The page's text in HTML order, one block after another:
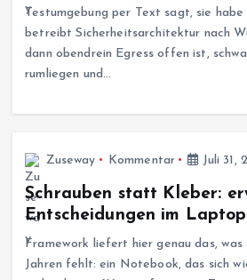
Testumgebung per Text sagt, sie habe
betreibt Sicherheitsarchitektur nach
dann obendrein Egress offen ist,
rumliegen und…
Zuseway Kommentar Juli 31,
Schrauben statt Kleber:
Entscheidungen im
Framework liefert hier genau das,
Jahren fehlt: ein Notebook, das sich